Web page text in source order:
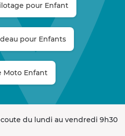
pour Enfant
pour Enfants
Moto Enfant
du lundi au vendredi 9h30